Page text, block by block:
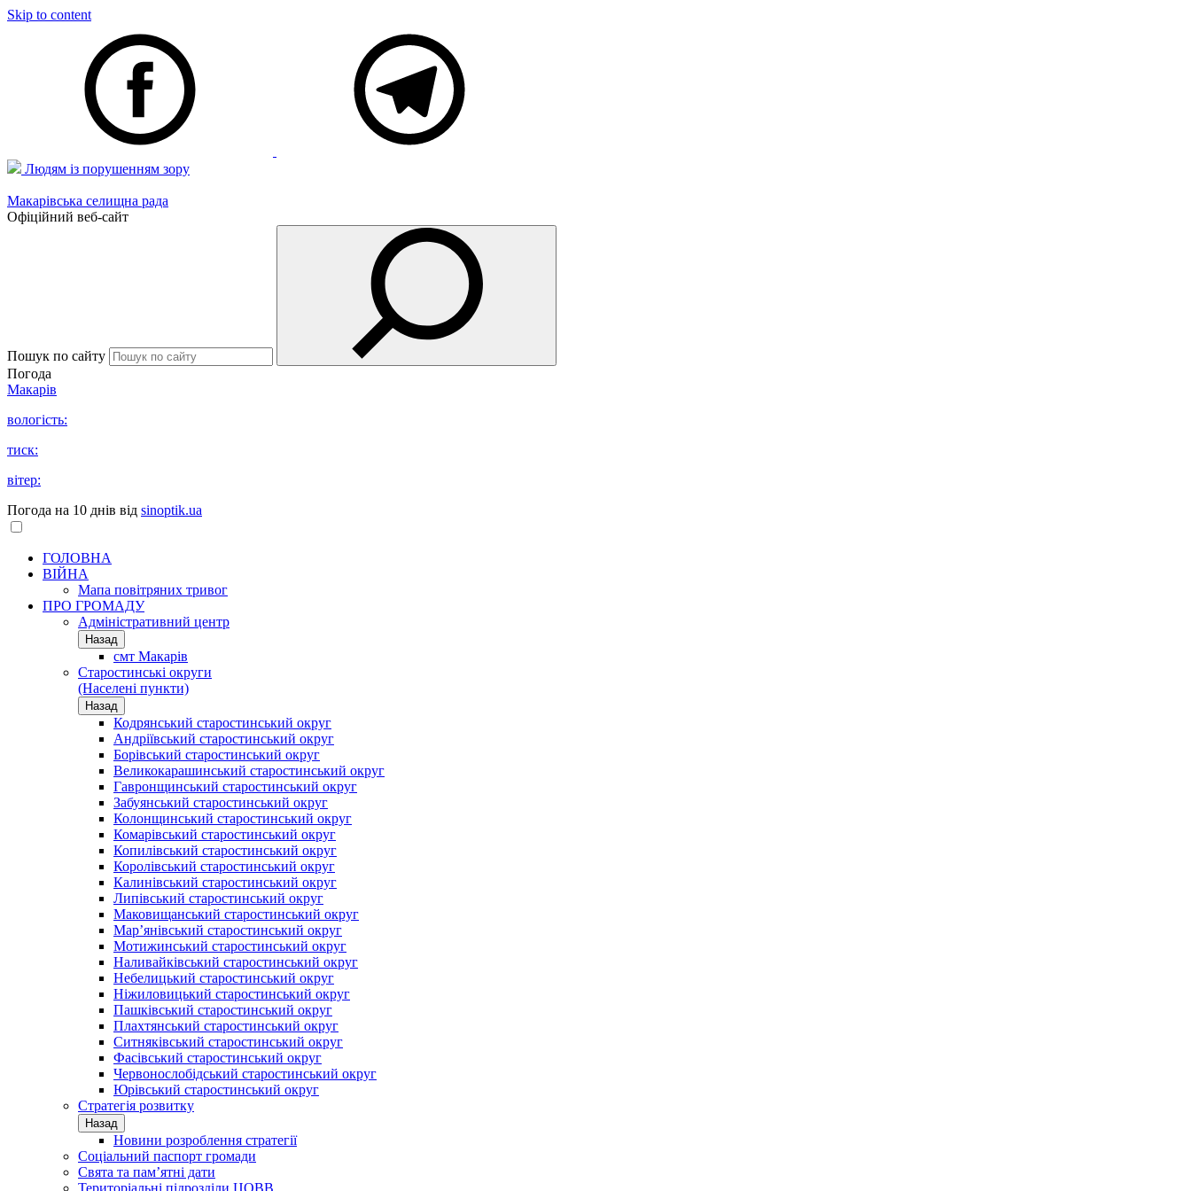
Skip to content
Людям із порушенням зору
Макарівська селищна рада
Офіційний веб-сайт
Пошук по сайту
Погода
Макарів
вологість:
тиск:
вітер:
Погода на 10 днів від sinoptik.ua
ГОЛОВНА
ВІЙНА
Мапа повітряних тривог
ПРО ГРОМАДУ
Aдміністративний центр
Назад
смт Макарів
Старостинські округи
(Населені пункти)
Назад
Кодрянський старостинський округ
Андріївський старостинський округ
Борівський старостинський округ
Великокарашинський старостинський округ
Гавронщинський старостинський округ
Забуянський старостинський округ
Колонщинський старостинський округ
Комарівський старостинський округ
Копилівський старостинський округ
Королівський старостинський округ
Калинівський старостинський округ
Липівський старостинський округ
Маковищанський старостинський округ
Мар’янівський старостинський округ
Мотижинський старостинський округ
Наливайківський старостинський округ
Небелицький старостинський округ
Ніжиловицький старостинський округ
Пашківський старостинський округ
Плахтянський старостинський округ
Ситняківський старостинський округ
Фасівський старостинський округ
Червонослобідський старостинський округ
Юрівський старостинський округ
Стратегія розвитку
Назад
Новини розроблення стратегії
Соціальний паспорт громади
Свята та пам’ятні дати
Територіальні підрозділи ЦОВВ